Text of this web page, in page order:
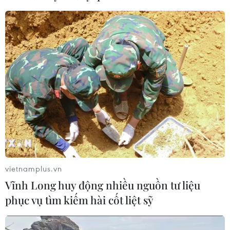
về tiền đồng của Việt Nam
07/08/2026 12:46
Phép thử sức chống chịu của kinh tế
ASEAN
07/08/2026 12:35
Xem thêm
vietnamplus.vn
Vĩnh Long huy động nhiều nguồn tư liệu
phục vụ tìm kiếm hài cốt liệt sỹ